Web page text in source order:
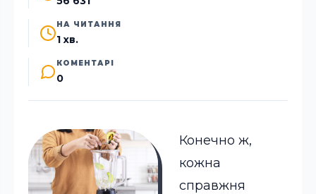
НА ЧИТАННЯ
1 хв.
КОМЕНТАРІ
0
Конечно ж,
кожна
справжня